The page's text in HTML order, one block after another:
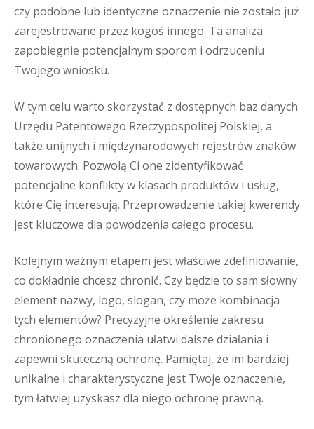
czy podobne lub identyczne oznaczenie nie zostało już
zarejestrowane przez kogoś innego. Ta analiza
zapobiegnie potencjalnym sporom i odrzuceniu
Twojego wniosku.
W tym celu warto skorzystać z dostępnych baz danych
Urzędu Patentowego Rzeczypospolitej Polskiej, a
także unijnych i międzynarodowych rejestrów znaków
towarowych. Pozwolą Ci one zidentyfikować
potencjalne konflikty w klasach produktów i usług,
które Cię interesują. Przeprowadzenie takiej kwerendy
jest kluczowe dla powodzenia całego procesu.
Kolejnym ważnym etapem jest właściwe zdefiniowanie,
co dokładnie chcesz chronić. Czy będzie to sam słowny
element nazwy, logo, slogan, czy może kombinacja
tych elementów? Precyzyjne określenie zakresu
chronionego oznaczenia ułatwi dalsze działania i
zapewni skuteczną ochronę. Pamiętaj, że im bardziej
unikalne i charakterystyczne jest Twoje oznaczenie,
tym łatwiej uzyskasz dla niego ochronę prawną.